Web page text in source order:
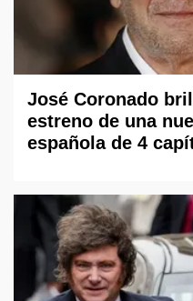
José Coronado
estreno de una
española de 4